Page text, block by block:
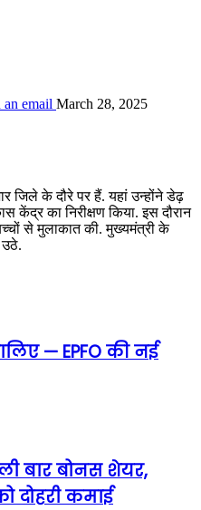
an email March 28, 2025
जिले के दौरे पर हैं. यहां उन्होंने डेढ़
केंद्र का निरीक्षण किया. इस दौरान
से मुलाकात की. मुख्यमंत्री के
उठे.
— EPFO की नई
बार बोनस शेयर,
दोहरी कमाई